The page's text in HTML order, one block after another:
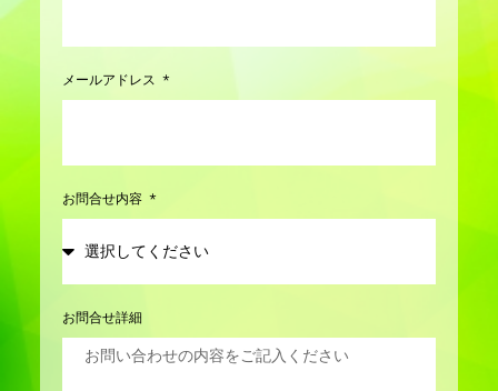
メールアドレス
お問合せ内容
お問合せ詳細